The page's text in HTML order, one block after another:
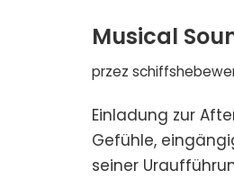
Musical
przez
Einladung zur
Gefühle,
seiner